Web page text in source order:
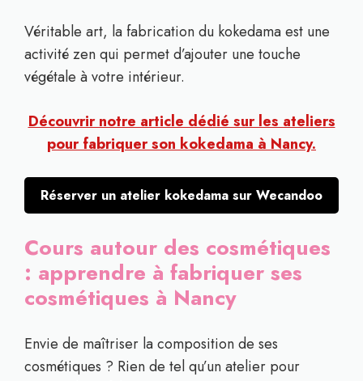
Véritable art, la fabrication du kokedama est une
activité zen qui permet d’ajouter une touche
végétale à votre intérieur.
Découvrir notre article dédié sur les ateliers
pour fabriquer son kokedama à Nancy.
Réserver un atelier kokedama sur Wecandoo
Cours autour des cosmétiques
: apprendre à fabriquer ses
cosmétiques à Nancy
Envie de maîtriser la composition de ses
cosmétiques ? Rien de tel qu’un atelier pour